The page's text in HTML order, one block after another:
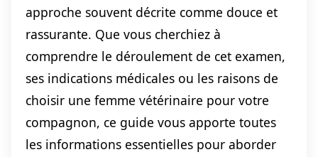
approche souvent décrite comme douce et
rassurante. Que vous cherchiez à
comprendre le déroulement de cet examen,
ses indications médicales ou les raisons de
choisir une femme vétérinaire pour votre
compagnon, ce guide vous apporte toutes
les informations essentielles pour aborder